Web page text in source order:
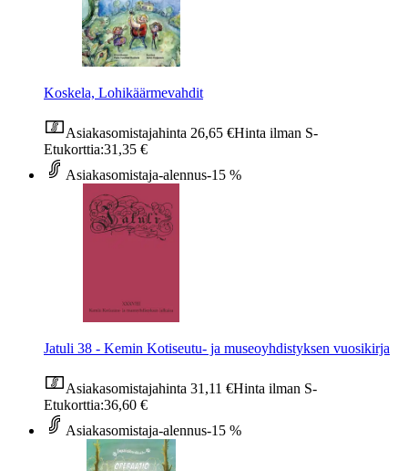
Koskela, Lohikäärmevahdit
Asiakasomistajahinta 26,65 €Hinta ilman S-
Etukorttia:31,35 €
Asiakasomistaja-alennus-15 %
Jatuli 38 - Kemin Kotiseutu- ja museoyhdistyksen vuosikirja
Asiakasomistajahinta 31,11 €Hinta ilman S-
Etukorttia:36,60 €
Asiakasomistaja-alennus-15 %